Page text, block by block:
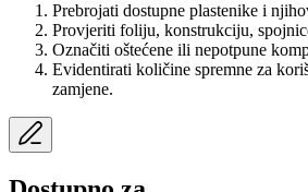
Prebrojati dostupne plastenike i
Provjeriti foliju, konstrukciju,
Označiti oštećene ili nepotpune
Evidentirati količine spremne za
zamjene.